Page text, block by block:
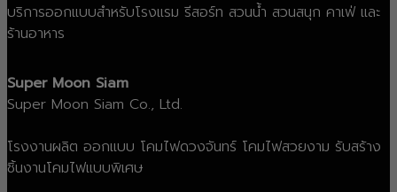
บริการออกแบบสำหรับโรงแรม รีสอร์ท สวนน้ำ สวนสนุก คาเฟ่ และ
ร้านอาหาร
Super Moon Siam
Super Moon Siam Co., Ltd.
โรงงานผลิต ออกแบบ โคมไฟดวงจันทร์ โคมไฟสวยงาม รับสร้าง
ชิ้นงานโคมไฟแบบพิเศษ